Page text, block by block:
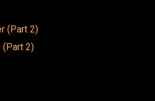
(Part 2)
(Part 2)